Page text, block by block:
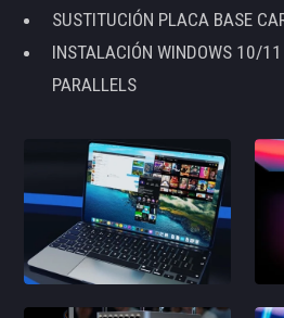
SUSTITUCIÓN PLACA BASE
INSTALACIÓN WINDOWS 10/
PARALLELS